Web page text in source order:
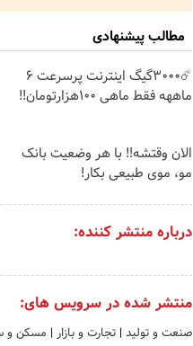
مطالب پیشنهادی
☄️3000گیگ اینترنت پرسرعت 6
ماههه فقط ماهی 100هزارتومان!!
الان وقتشه‼️ با هر وضعیت بانک
مو، موی طبیعی بکار!
درباره منتشر کننده:
منتشر شده در سرویس های:
صنعت و تولید | تجارت و بازار | مسکن و